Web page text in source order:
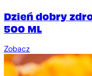
Dzień dobry
500 ML
Zobacz